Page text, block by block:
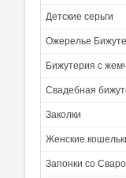
Детские серьги
Ожерелье
Бижутерия с
Свадебная
Заколки
Женские
Запонки со